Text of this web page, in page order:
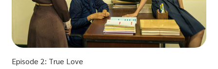
Episode 2: True Love